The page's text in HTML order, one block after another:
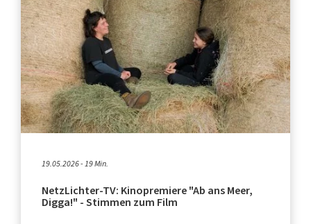
19.05.2026 - 19 Min.
NetzLichter-TV: Kinopremiere "Ab ans Meer,
Digga!" - Stimmen zum Film